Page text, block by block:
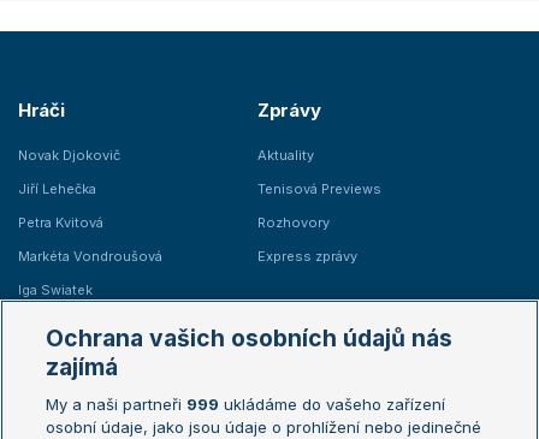
Hráči
Novak Djokovič
Jiří Lehečka
Petra Kvitová
Markéta Vondroušová
Iga Swiatek
Zprávy
Aktuality
Tenisová Previews
Rozhovory
Express zprávy
Žebříčky
Žebříček ATP (muži)
Australian Open
Ochrana vašich osobních údajů nás
zajímá
My a naši partneři 999 ukládáme do vašeho zařízení
osobní údaje, jako jsou údaje o prohlížení nebo jedinečné